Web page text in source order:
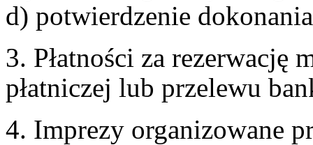
d) potwierdzenie
3. Płatności za rezerwację
płatniczej lub przelewu
4. Imprezy organizowane